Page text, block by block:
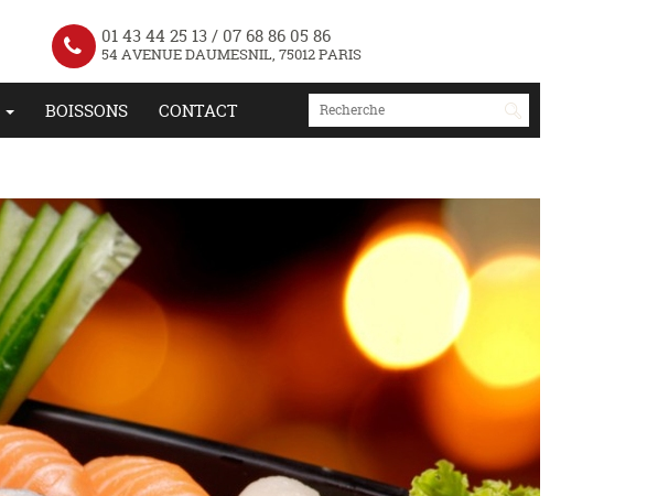
01 43 44 25 13 / 07 68 86 05 86
54 AVENUE DAUMESNIL, 75012 PARIS
BOISSONS CONTACT